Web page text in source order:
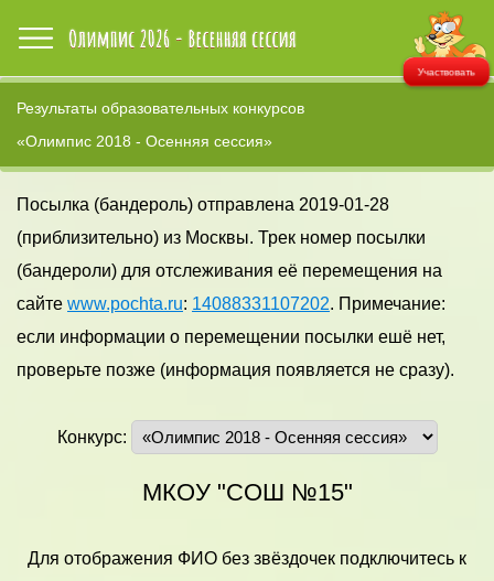
Участвовать
Результаты образовательных конкурсов
«Олимпис 2018 - Осенняя сессия»
Посылка (бандероль) отправлена 2019-01-28
(приблизительно) из Москвы. Трек номер посылки
(бандероли) для отслеживания её перемещения на
сайте www.pochta.ru: 14088331107202. Примечание:
если информации о перемещении посылки ешё нет,
проверьте позже (информация появляется не сразу).
Конкурс:
МКОУ "СОШ №15"
Для отображения ФИО без звёздочек подключитесь к